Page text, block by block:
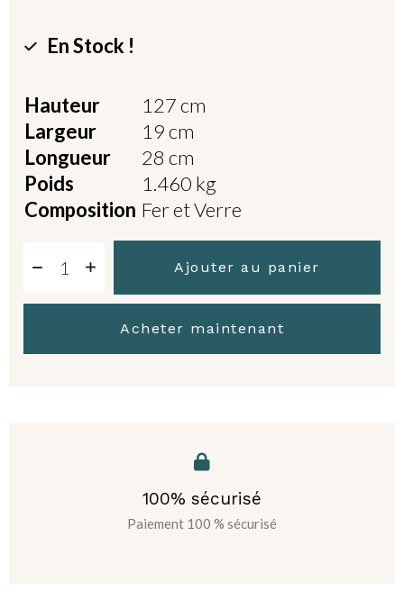
En Stock !
Hauteur
127 cm
Largeur
19 cm
Longueur
28 cm
Poids
1.460 kg
Composition Fer et Verre
Ajouter au panier
Acheter maintenant
100% sécurisé
Paiement 100 % sécurisé